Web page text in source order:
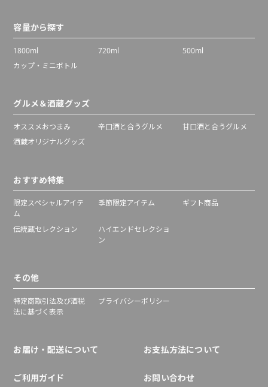
容量から探す
1800ml 720ml
500ml
カップ・ミニボトル
グルメ＆酒蔵グッズ
オススメおつまみ 辛口酒と合うグルメ
甘口酒と合うグルメ
酒蔵オリジナルグッズ
おすすめ特集
限定スペシャルアイテ
ム
季節限定アイテム ギフト商品
伝統蔵セレクション
ハイエンドセレクショ
ン
その他
特定商取引法及び酒税
法に基づく表示
プライバシーポリシー
お届け・配送について お支払方法について
ご利用ガイド お問い合わせ